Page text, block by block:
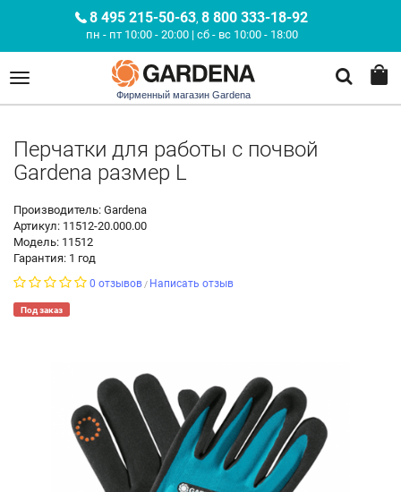
8 495 215-50-63, 8 800 333-18-92
пн - пт 10:00 - 20:00 | сб - вс 10:00 - 18:00
Фирменный магазин Gardena
Перчатки для работы с почвой
Gardena размер L
Производитель: Gardena
Артикул: 11512-20.000.00
Модель: 11512
Гарантия: 1 год
0 отзывов / Написать отзыв
Под заказ